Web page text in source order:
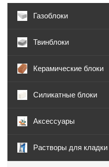
Газоблоки
Твинблоки
Керамические блоки
Силикатные блоки
Аксессуары
Растворы для кладки